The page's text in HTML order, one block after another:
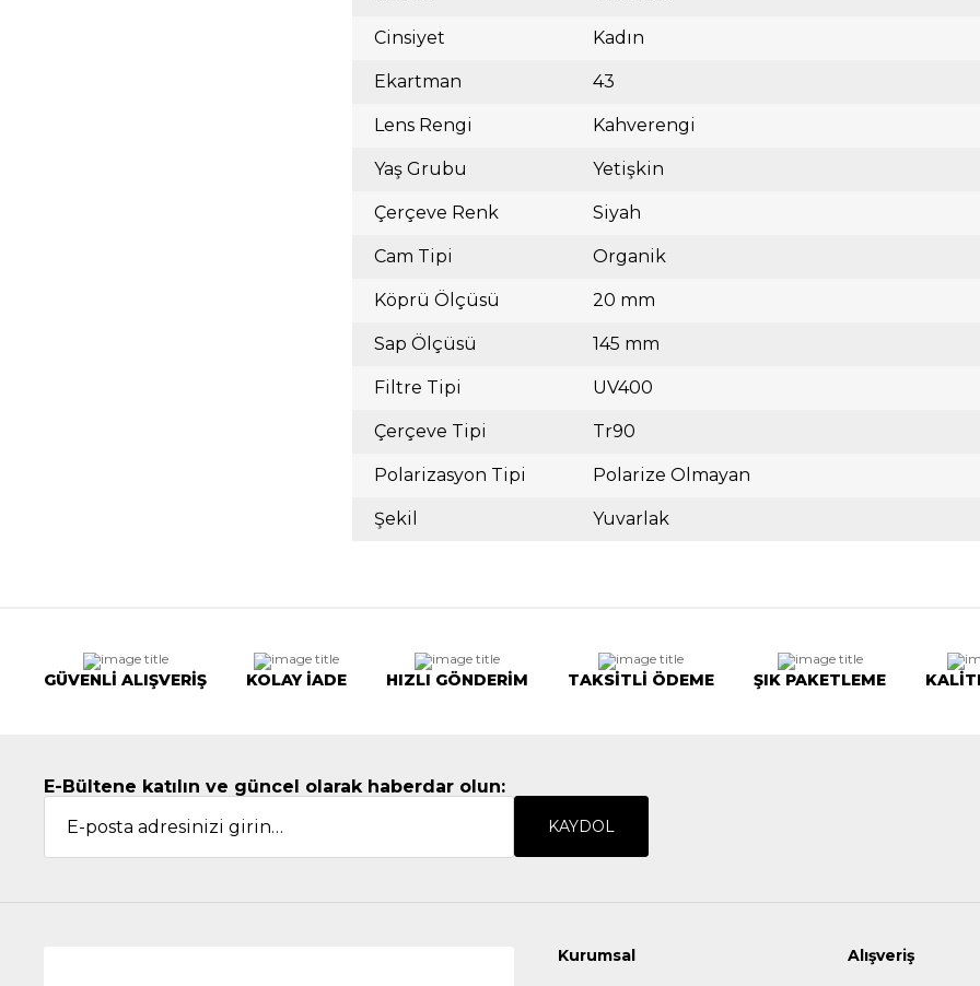
Cinsiyet Kadın
Ekartman 43
Lens Rengi Kahverengi
Yaş Grubu Yetişkin
Çerçeve Renk Siyah
Cam Tipi Organik
Köprü Ölçüsü 20 mm
Sap Ölçüsü 145 mm
Filtre Tipi UV400
Çerçeve Tipi Tr90
Polarizasyon Tipi Polarize Olmayan
Şekil Yuvarlak
GÜVENLİ ALIŞVERİŞ KOLAY İADE HIZLI GÖNDERİM TAKSİTLİ ÖDEME ŞIK PAKETLEME
E-Bültene katılın ve güncel olarak haberdar olun:
KAYDOL
Kurumsal Alışveriş